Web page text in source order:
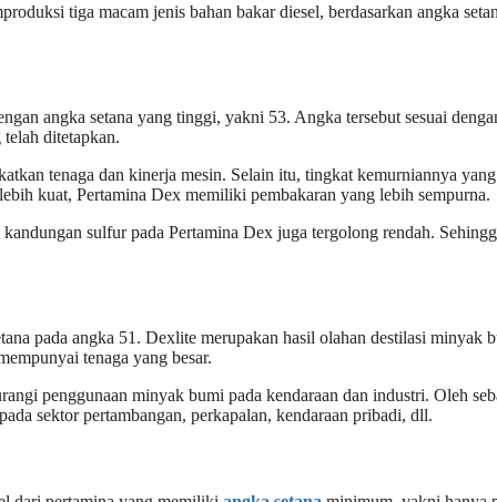
tiga macam jenis bahan bakar diesel, berdasarkan angka
angka setana yang tinggi, yakni 53. Angka tersebut sesuai
ditetapkan.
tenaga dan kinerja mesin. Selain itu, tingkat kemurniannya
kuat, Pertamina Dex memiliki pembakaran yang lebih sempurna.
sulfur pada Pertamina Dex juga tergolong rendah.
pada angka 51. Dexlite merupakan hasil olahan destilasi minyak
tenaga yang besar.
penggunaan minyak bumi pada kendaraan dan industri. Oleh
sektor pertambangan, perkapalan, kendaraan pribadi, dll.